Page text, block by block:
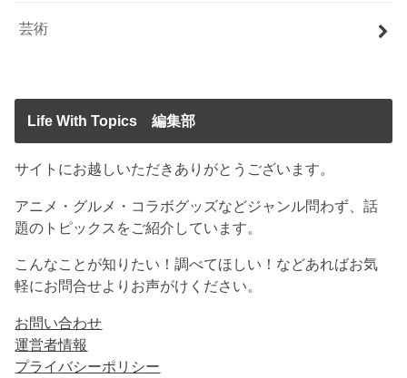
芸術
Life With Topics 編集部
サイトにお越しいただきありがとうございます。
アニメ・グルメ・コラボグッズなどジャンル問わず、話
題のトピックスをご紹介しています。
こんなことが知りたい！調べてほしい！などあればお気
軽にお問合せよりお声がけください。
お問い合わせ
運営者情報
プライバシーポリシー